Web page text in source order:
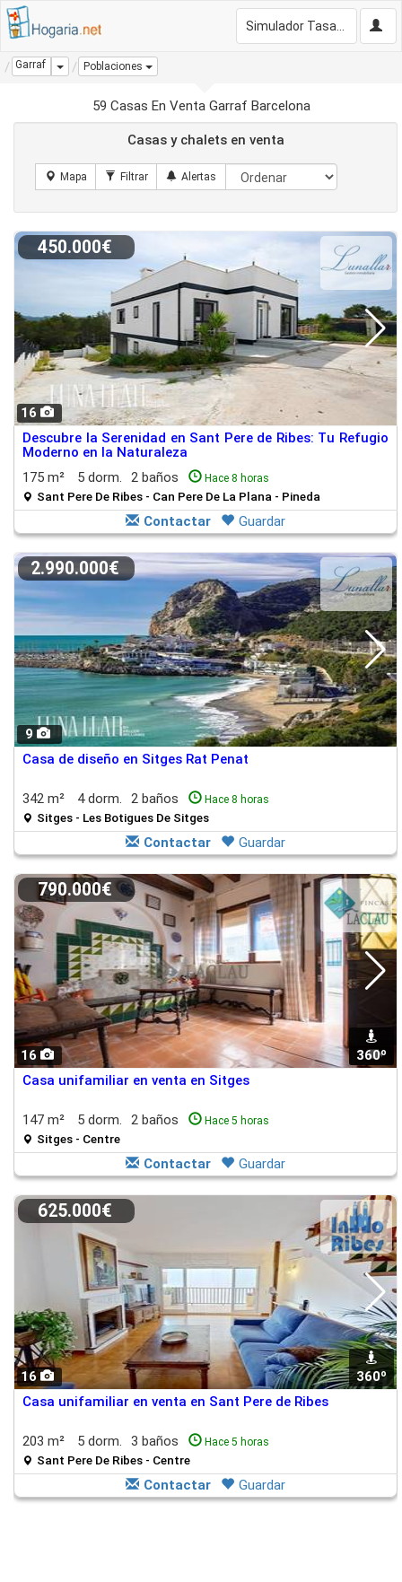
Garraf Dropdown
Poblaciones
59 Casas En Venta Garraf Barcelona
Casas y chalets en venta
16
450.000€
Descubre la Serenidad en Sant Pere de Ribes: Tu Refugio
Moderno en la Naturaleza
175 m²
5 dorm. 2 baños Hace 8 horas
Sant Pere De Ribes - Can Pere De La Plana - Pineda
Contactar Guardar
9
2.990.000€
Casa de diseño en Sitges Rat Penat
342 m² 4 dorm. 2 baños Hace 8 horas
Sitges - Les Botigues De Sitges
Contactar Guardar
16 1
360º
790.000€
Casa unifamiliar en venta en Sitges
147 m² 5 dorm. 2 baños Hace 5 horas
Sitges - Centre
Contactar Guardar
16 360º
625.000€
Casa unifamiliar en venta en Sant Pere de Ribes
203 m² 5 dorm. 3 baños Hace 5 horas
Sant Pere De Ribes - Centre
Contactar Guardar